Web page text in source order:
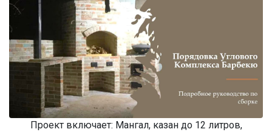
Проект включает: Мангал, казан до 12 литров,